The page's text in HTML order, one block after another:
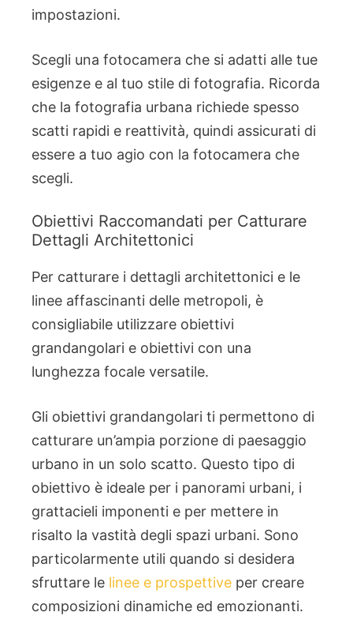
impostazioni.
Scegli una fotocamera che si adatti alle tue
esigenze e al tuo stile di fotografia. Ricorda
che la fotografia urbana richiede spesso
scatti rapidi e reattività, quindi assicurati di
essere a tuo agio con la fotocamera che
scegli.
Obiettivi Raccomandati per Catturare
Dettagli Architettonici
Per catturare i dettagli architettonici e le
linee affascinanti delle metropoli, è
consigliabile utilizzare obiettivi
grandangolari e obiettivi con una
lunghezza focale versatile.
Gli obiettivi grandangolari ti permettono di
catturare un’ampia porzione di paesaggio
urbano in un solo scatto. Questo tipo di
obiettivo è ideale per i panorami urbani, i
grattacieli imponenti e per mettere in
risalto la vastità degli spazi urbani. Sono
particolarmente utili quando si desidera
sfruttare le linee e prospettive per creare
composizioni dinamiche ed emozionanti.